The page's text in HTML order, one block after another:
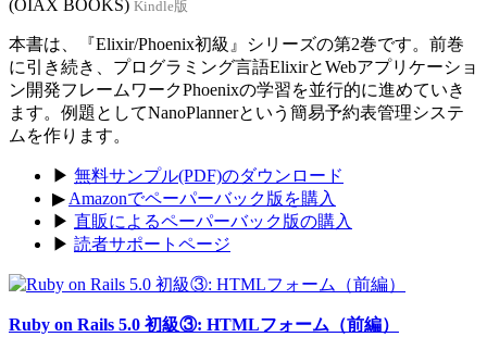
(OIAX BOOKS) Kindle版
本書は、『Elixir/Phoenix初級』シリーズの第2巻です。前巻
に引き続き、プログラミング言語ElixirとWebアプリケーショ
ン開発フレームワークPhoenixの学習を並行的に進めていき
ます。例題としてNanoPlannerという簡易予約表管理システ
ムを作ります。
▶ 無料サンプル(PDF)のダウンロード
▶ Amazonでペーパーバック版を購入
▶ 直販によるペーパーバック版の購入
▶ 読者サポートページ
Ruby on Rails 5.0 初級③: HTMLフォーム（前編）